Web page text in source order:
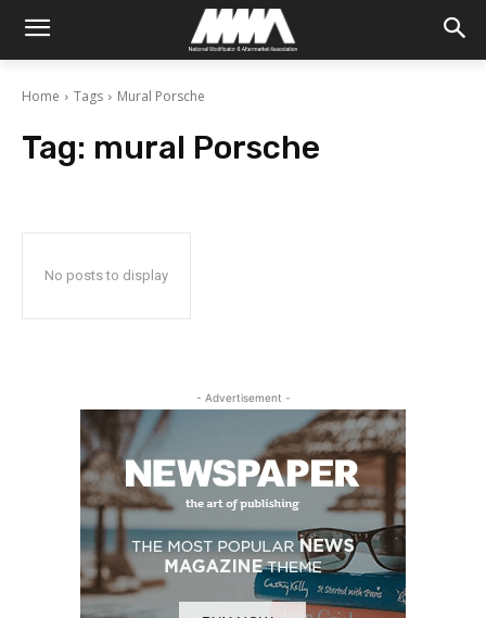
Home Tags Mural Porsche
Tag: mural Porsche
No posts to display
- Advertisement -